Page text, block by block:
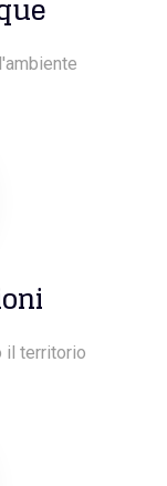
il territorio